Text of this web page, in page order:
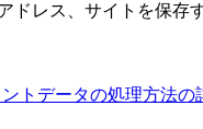
レス、サイトを保存す
ントデータの処理方法